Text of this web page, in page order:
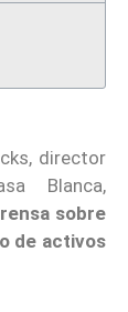
director
Blanca,
sobre
de activos